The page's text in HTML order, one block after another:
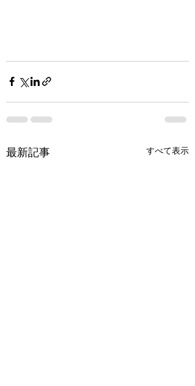
最新記事 すべて表示